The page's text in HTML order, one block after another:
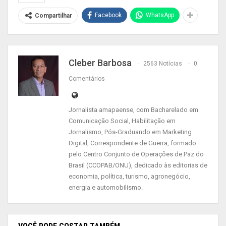
que, se for novamente ignorada, poderá levar a
Comissão a deferir pela admissibilidade da
denúncia. A Comissão, no entanto, se colocou à
disposição para encontrar uma solução “amigável
sobre o assunto”.
Na denúncia, os advogados solicitaram medidas
cautelares a serem implementadas
imediatamente pelo Estado brasileiro para
proteger os trabalhadores.
As entidades envolvidas expressaram
preocupação pela insalubridade do setor e com a
classificação das atividades como essenciais
pelo governo brasileiro.
Segundo Maximiliano Garcez, um dos advogados
Compartilhar Facebook WhatsApp
Cleber Barbosa 2563 Notícias 0
Comentários
Jornalista amapaense, com Bacharelado em
Comunicação Social, Habilitação em
Jornalismo, Pós-Graduando em Marketing
Digital, Correspondente de Guerra, formado
pelo Centro Conjunto de Operações de Paz do
Brasil (CCOPAB/ONU), dedicado às editorias de
economia, política, turismo, agronegócio,
energia e automobilismo.